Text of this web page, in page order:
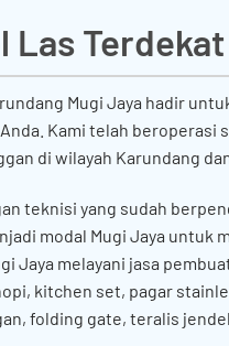
Las
Mugi Jaya hadir
Kami telah beroperasi
di wilayah Karundang
teknisi yang sudah
modal Mugi Jaya untuk
Jaya melayani jasa
kitchen set, pagar
folding gate, teralis